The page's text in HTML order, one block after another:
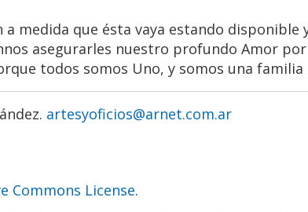
medida que ésta vaya estando disponible
asegurarles nuestro profundo Amor
todos somos Uno, y somos una familia
artesyoficios@arnet.com.ar
Commons License.